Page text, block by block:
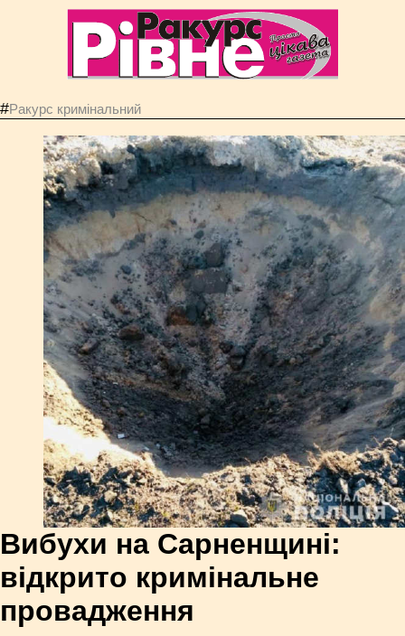
#Ракурс кримінальний
Вибухи на Сарненщині:
відкрито кримінальне
провадження